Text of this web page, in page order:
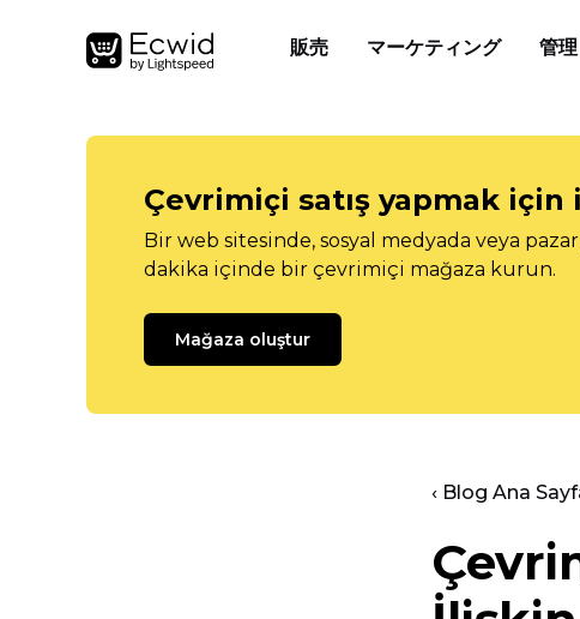
販売 マーケティング 管理
Çevrimiçi satış yapmak için
Bir web sitesinde, sosyal medyada veya
dakika içinde bir çevrimiçi mağaza kurun.
Mağaza oluştur
‹ Blog Ana